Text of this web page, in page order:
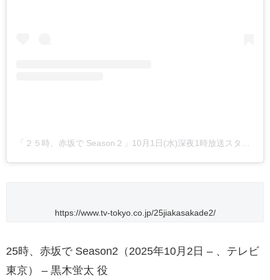
https://www.tv-tokyo.co.jp/25jiakasakade2/
25時、赤坂で Season2（2025年10月2日 – 、テレビ
東京） – 黒木蛍太 役